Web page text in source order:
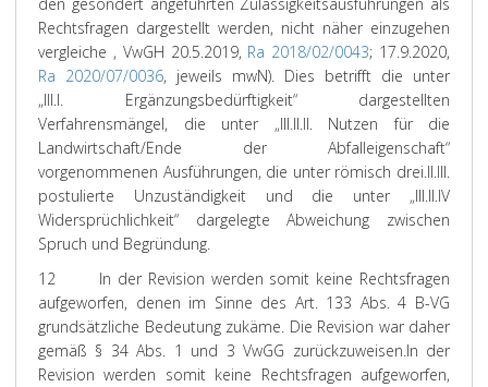
Rechtsfragen dargestellt werden, nicht näher einzugehen
vergleiche , VwGH 20.5.2019, Ra 2018/02/0043; 17.9.2020,
Ra 2020/07/0036, jeweils mwN). Dies betrifft die unter
„III.I. Ergänzungsbedürftigkeit“ dargestellten
Verfahrensmängel, die unter „III.II.II. Nutzen für die
Landwirtschaft/Ende der Abfalleigenschaft“
vorgenommenen Ausführungen, die unter römisch drei.II.III.
postulierte Unzuständigkeit und die unter „III.II.IV
Widersprüchlichkeit“ dargelegte Abweichung zwischen
Spruch und Begründung.
12 In der Revision werden somit keine Rechtsfragen
aufgeworfen, denen im Sinne des Art. 133 Abs. 4 B-VG
grundsätzliche Bedeutung zukäme. Die Revision war daher
gemäß § 34 Abs. 1 und 3 VwGG zurückzuweisen.In der
Revision werden somit keine Rechtsfragen aufgeworfen,